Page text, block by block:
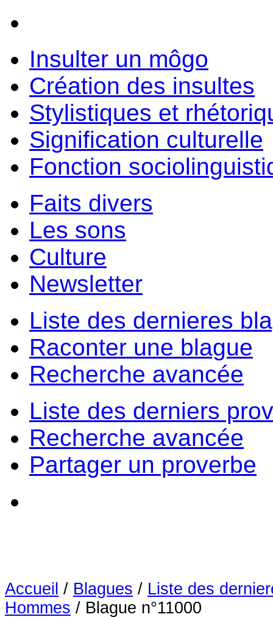
Insulter un môgo
Création des insultes
Stylistiques et
Signification culturelle
Fonction
Faits divers
Les sons
Culture
Newsletter
Liste des dernieres
Raconter une blague
Recherche avancée
Liste des derniers
Recherche avancée
Partager un proverbe
Accueil / Blagues / Liste des
Hommes / Blague n°11000